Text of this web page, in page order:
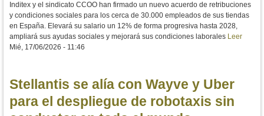
Inditex y el sindicato CCOO han firmado un nuevo acuerdo de retribuciones
y condiciones sociales para los cerca de 30.000 empleados de sus tiendas
en España. Elevará su salario un 12% de forma progresiva hasta 2028,
ampliará sus ayudas sociales y mejorará sus condiciones laborales Leer
Mié, 17/06/2026 - 11:46
Stellantis se alía con Wayve y Uber
para el despliegue de robotaxis sin